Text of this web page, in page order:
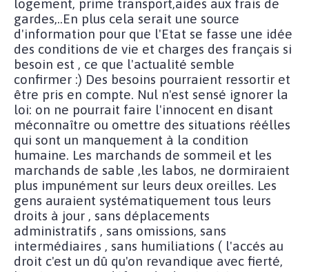
logement, prime transport,aides aux frais de
gardes,..En plus cela serait une source
d'information pour que l'Etat se fasse une idée
des conditions de vie et charges des français si
besoin est , ce que l'actualité semble
confirmer :) Des besoins pourraient ressortir et
être pris en compte. Nul n'est sensé ignorer la
loi: on ne pourrait faire l'innocent en disant
méconnaître ou omettre des situations réélles
qui sont un manquement à la condition
humaine. Les marchands de sommeil et les
marchands de sable ,les labos, ne dormiraient
plus impunément sur leurs deux oreilles. Les
gens auraient systématiquement tous leurs
droits à jour , sans déplacements
administratifs , sans omissions, sans
intermédiaires , sans humiliations ( l'accés au
droit c'est un dû qu'on revandique avec fierté,